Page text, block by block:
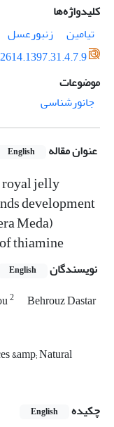
کلیدواژه‌ها
تیامین
زنبورعسل
موضوعات
جانورشناسی
عنوان مقاله English
jelly
development
Meda)
thiamine
نویسندگان English
2 Behrouz Dastar
&amp; Natural
چکیده
English